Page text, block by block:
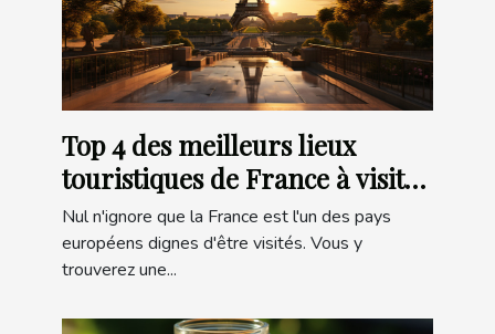
Top 4 des meilleurs lieux
touristiques de France à visiter
en 2022
Nul n'ignore que la France est l'un des pays
européens dignes d'être visités. Vous y
trouverez une...